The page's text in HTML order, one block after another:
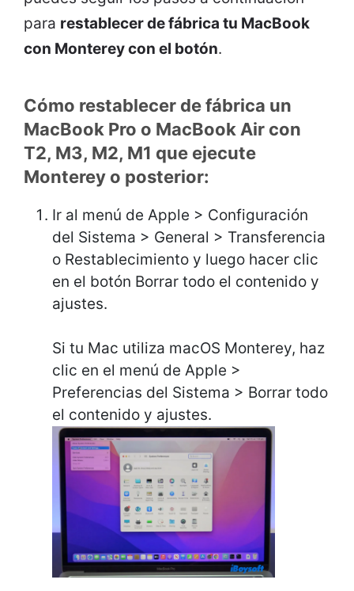
para restablecer de fábrica tu MacBook
con Monterey con el botón.
Cómo restablecer de fábrica un
MacBook Pro o MacBook Air con
T2, M3, M2, M1 que ejecute
Monterey o posterior:
Ir al menú de Apple > Configuración
del Sistema > General > Transferencia
o Restablecimiento y luego hacer clic
en el botón Borrar todo el contenido y
ajustes.
Si tu Mac utiliza macOS Monterey, haz
clic en el menú de Apple >
Preferencias del Sistema > Borrar todo
el contenido y ajustes.